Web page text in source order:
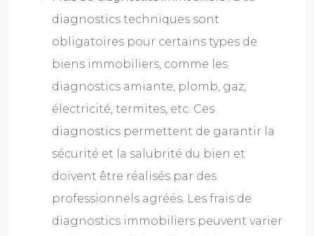
diagnostics techniques sont
obligatoires pour certains types de
biens immobiliers, comme les
diagnostics amiante, plomb, gaz,
électricité, termites, etc. Ces
diagnostics permettent de garantir la
sécurité et la salubrité du bien et
doivent être réalisés par des
professionnels agréés. Les frais de
diagnostics immobiliers peuvent varier